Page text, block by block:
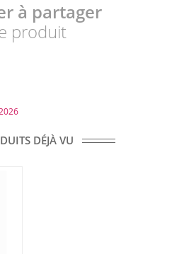
à partager
produit
DÉJÀ VU